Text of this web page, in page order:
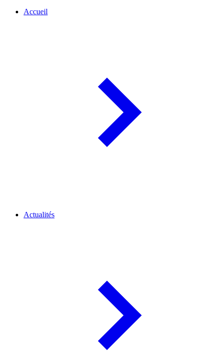
Accueil
Actualités